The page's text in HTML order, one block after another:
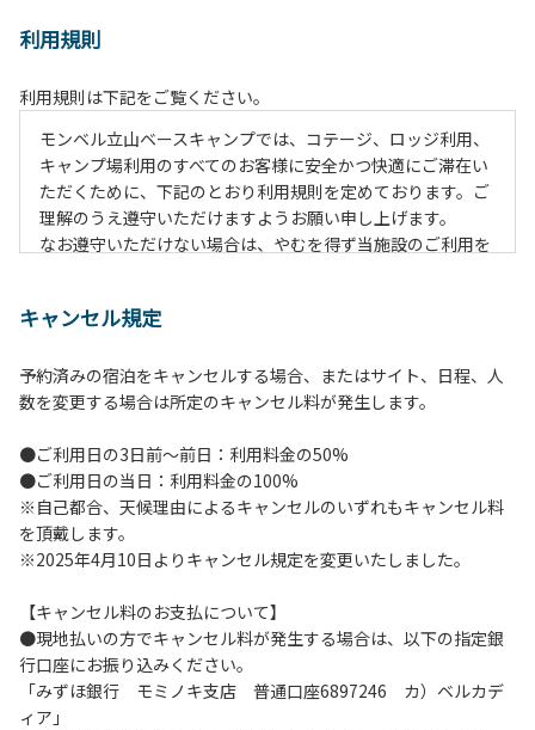
利用規則
利用規則は下記をご覧ください。
モンベル立山ベースキャンプでは、コテージ、ロッジ利用、
キャンプ場利用のすべてのお客様に安全かつ快適にご滞在い
ただくために、下記のとおり利用規則を定めております。ご
理解のうえ遵守いただけますようお願い申し上げます。
なお遵守いただけない場合は、やむを得ず当施設のご利用を
【施設全体に関する注意事項】
２.利用上のルールを遵守いただき、ご自身で事故防止に努め
てください。
４.場内を車で移動する場合は、徐行運転（5km/h以下）を
行ってください。
５.施設内は土足禁止です。
６.コテージ・ロッジ棟内は禁煙です。
７.ゴミは分別した上で、燃えるごみ以外は中身を洗い、チェ
８.不可抗力以外の事由により建造物、家具、備品、その他の
物品を損傷、紛失、汚染させた場合には、相当額を弁償して
いただくことがあります。
９.施設内（駐車場含む）での事故や盗難などにつきまして
は、一切の責任を負いかねます。
キャンセル規定
予約済みの宿泊をキャンセルする場合、またはサイト、日程、人
数を変更する場合は所定のキャンセル料が発生します。
●ご利用日の3日前～前日：利用料金の50%
●ご利用日の当日：利用料金の100%
※自己都合、天候理由によるキャンセルのいずれもキャンセル料
を頂戴します。
※2025年4月10日よりキャンセル規定を変更いたしました。
【キャンセル料のお支払について】
●現地払いの方でキャンセル料が発生する場合は、以下の指定銀
行口座にお振り込みください。
「みずほ銀行 モミノキ支店 普通口座6897246 カ）ベルカデ
ィア」